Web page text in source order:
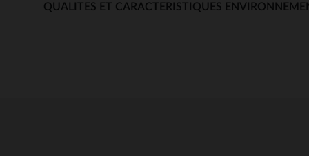
QUALITES ET CARACTERISTIQUES